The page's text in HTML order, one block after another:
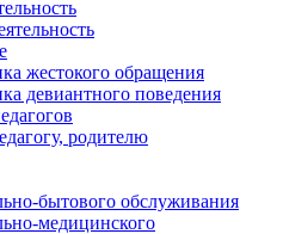
жестокого обращения
девиантного поведения
родителю
бытового обслуживания
медицинского